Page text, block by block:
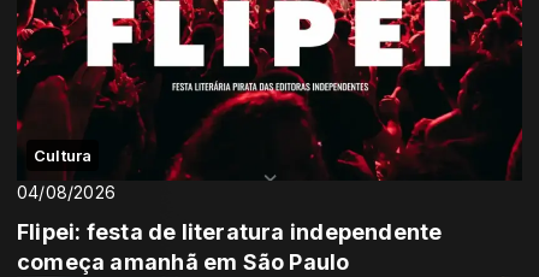
Cultura
04/08/2026
Flipei: festa de literatura independente
começa amanhã em São Paulo